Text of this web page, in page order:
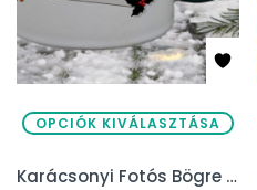
OPCIÓK KIVÁLASZTÁSA
Karácsonyi Fotós Bögre Zöld Kerettel – Személyes Ajándék